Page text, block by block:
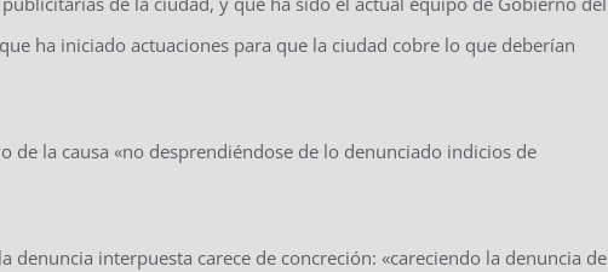
ha iniciado actuaciones para que la ciudad cobre lo que deberían
de la causa «no desprendiéndose de lo denunciado indicios de
denuncia interpuesta carece de concreción: «careciendo la denuncia de